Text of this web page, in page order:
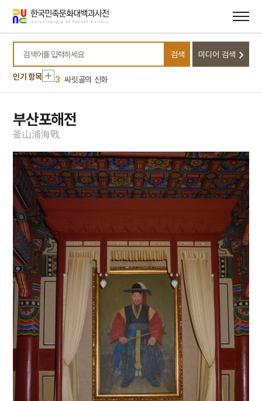
바로가기
바로가기
검색어를 입력하세요
검색 미디어 검색
인기 항목
10 내부순환로
1 금성대군
2 익모초
3
싸릿골의 신화
4 몽유도원도
5 반야심경
6
속담
8 최치원
9 경의선
10 내부순환로
2
익모초
3
싸릿골의 신화
4
몽유도원도
반야심경
일제강점기
최치원
9
경의선
10
내부순환로
부산포해전
釜山浦海戰